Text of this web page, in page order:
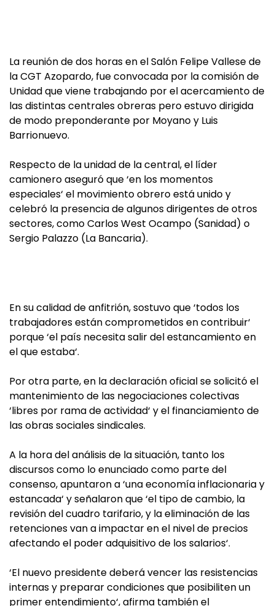
La reunión de dos horas en el Salón Felipe Vallese de
la CGT Azopardo, fue convocada por la comisión de
Unidad que viene trabajando por el acercamiento de
las distintas centrales obreras pero estuvo dirigida
de modo preponderante por Moyano y Luis
Barrionuevo.
Respecto de la unidad de la central, el líder
camionero aseguró que ‘en los momentos
especiales‘ el movimiento obrero está unido y
celebró la presencia de algunos dirigentes de otros
sectores, como Carlos West Ocampo (Sanidad) o
Sergio Palazzo (La Bancaria).
En su calidad de anfitrión, sostuvo que ‘todos los
trabajadores están comprometidos en contribuir‘
porque ‘el país necesita salir del estancamiento en
el que estaba‘.
Por otra parte, en la declaración oficial se solicitó el
mantenimiento de las negociaciones colectivas
‘libres por rama de actividad‘ y el financiamiento de
las obras sociales sindicales.
A la hora del análisis de la situación, tanto los
discursos como lo enunciado como parte del
consenso, apuntaron a ‘una economía inflacionaria y
estancada‘ y señalaron que ‘el tipo de cambio, la
revisión del cuadro tarifario, y la eliminación de las
retenciones van a impactar en el nivel de precios
afectando el poder adquisitivo de los salarios‘.
‘El nuevo presidente deberá vencer las resistencias
internas y preparar condiciones que posibiliten un
primer entendimiento‘, afirma también el